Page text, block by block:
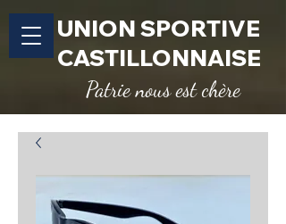
UNION SPORTIVE
CASTILLONNAISE
Patrie nous est chère